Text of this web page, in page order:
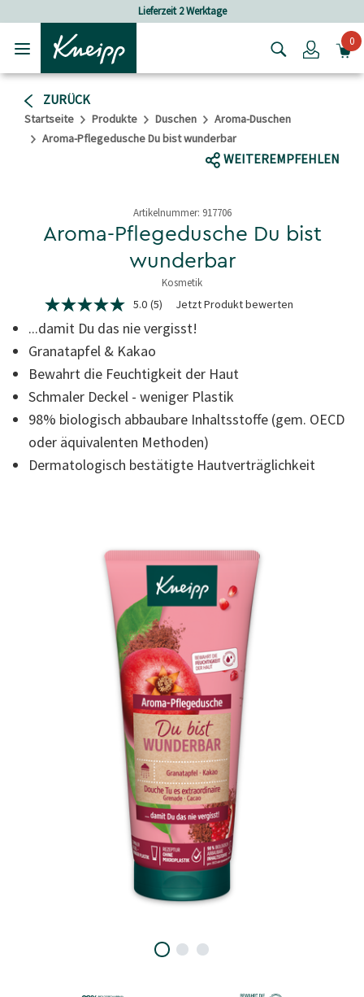
Lieferzeit 2 Werktage
Login0
ZURÜCK
Startseite Produkte Duschen
Aroma-Duschen
Aroma-Pflegedusche Du bist wunderbar
WEITEREMPFEHLEN
Artikelnummer: 917706
Aroma-Pflegedusche Du bist
wunderbar
Kosmetik
3,9 von 5 Sternen
5.0
von
5
Sternen,
Durchschnittswert
der
Bewertung.
Read
5
Reviews.
Link
derselben
5.0 (5) Jetzt Produkt bewerten
...damit Du das nie vergisst!
Granatapfel & Kakao
Bewahrt die Feuchtigkeit der Haut
Schmaler Deckel - weniger Plastik
98% biologisch abbaubare Inhaltsstoffe (gem. OECD
oder äquivalenten Methoden)
Dermatologisch bestätigte Hautverträglichkeit